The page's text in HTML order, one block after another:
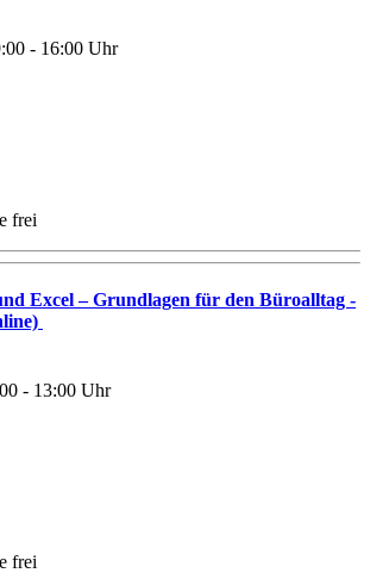
- 16:00 Uhr
frei
Excel – Grundlagen für den Büroalltag -
- 13:00 Uhr
frei